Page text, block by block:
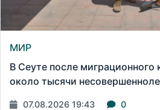
МИР
В Сеуте после миграционного
около тысячи
07.08.2026 19:43 0